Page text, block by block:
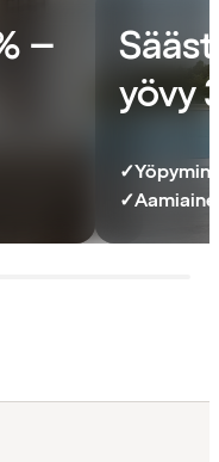
–
yövy
✓
✓